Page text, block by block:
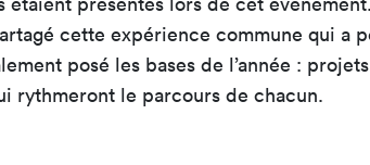
cette expérience commune qui a
posé les bases de l’année :
rythmeront le parcours de chacun.